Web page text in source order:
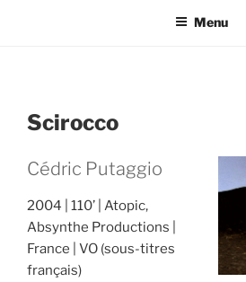
Menu
Scirocco
Cédric Putaggio
2004 110’
Atopic,
Absynthe Productions
France
VO (sous-titres
français)